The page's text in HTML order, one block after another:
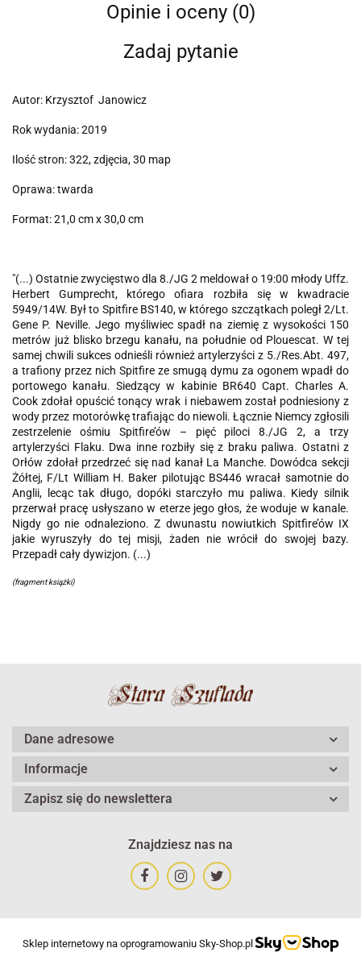
Opinie i oceny (0)
Zadaj pytanie
Autor: Krzysztof Janowicz
Rok wydania: 2019
Ilość stron: 322, zdjęcia, 30 map
Oprawa: twarda
Format: 21,0 cm x 30,0 cm
"(...) Ostatnie zwycięstwo dla 8./JG 2 meldował o 19:00 młody Uffz.
Herbert Gumprecht, którego ofiara rozbiła się w kwadracie
5949/14W. Był to Spitfire BS140, w którego szczątkach poległ 2/Lt.
Gene P. Neville. Jego myśliwiec spadł na ziemię z wysokości 150
metrów już blisko brzegu kanału, na południe od Plouescat. W tej
samej chwili sukces odnieśli również artylerzyści z 5./Res.Abt. 497,
a trafiony przez nich Spitfire ze smugą dymu za ogonem wpadł do
portowego kanału. Siedzący w kabinie BR640 Capt. Charles A.
Cook zdołał opuścić tonący wrak i niebawem został podniesiony z
wody przez motorówkę trafiając do niewoli. Łącznie Niemcy zgłosili
zestrzelenie ośmiu Spitfire’ów – pięć piloci 8./JG 2, a trzy
artylerzyści Flaku. Dwa inne rozbiły się z braku paliwa. Ostatni z
Orłów zdołał przedrzeć się nad kanał La Manche. Dowódca sekcji
Żółtej, F/Lt William H. Baker pilotując BS446 wracał samotnie do
Anglii, lecąc tak długo, dopóki starczyło mu paliwa. Kiedy silnik
przerwał pracę usłyszano w eterze jego głos, że woduje w kanale.
Nigdy go nie odnaleziono. Z dwunastu nowiutkich Spitfire’ów IX
jakie wyruszyły do tej misji, żaden nie wrócił do swojej bazy.
Przepadł cały dywizjon. (...)
(fragment książki)
Dane adresowe
Informacje
Zapisz się do newslettera
Znajdziesz nas na
Sklep internetowy na oprogramowaniu Sky-Shop.pl